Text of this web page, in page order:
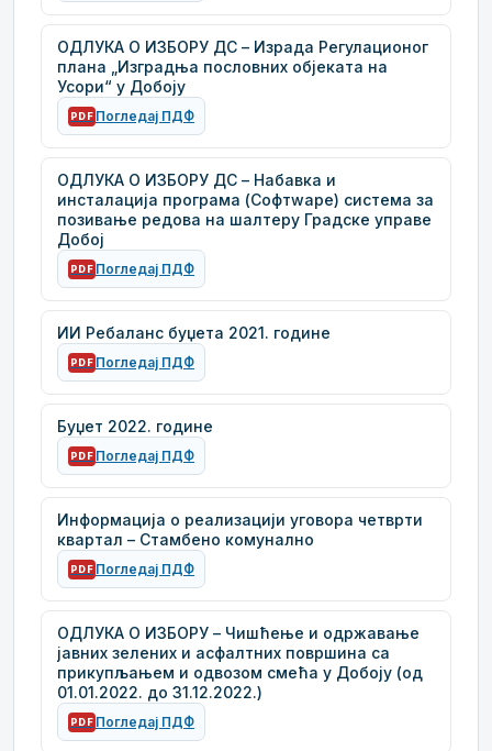
ОДЛУКА О ИЗБОРУ ДС – Израда Регулационог
плана „Изградња пословних објеката на
Усори“ у Добоју
PDF Погледај ПДФ
ОДЛУКА О ИЗБОРУ ДС – Набавка и
инсталација програма (Софтwаре) система за
позивање редова на шалтеру Градске управе
Добој
PDF Погледај ПДФ
ИИ Ребаланс буџета 2021. године
PDF Погледај ПДФ
Буџет 2022. године
PDF Погледај ПДФ
Информација о реализацији уговора четврти
квартал – Стамбено комунално
PDF Погледај ПДФ
ОДЛУКА О ИЗБОРУ – Чишћење и одржавање
јавних зелених и асфалтних површина са
прикупљањем и одвозом смећа у Добоју (од
01.01.2022. до 31.12.2022.)
PDF Погледај ПДФ